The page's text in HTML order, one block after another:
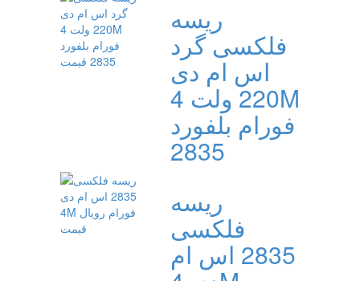
ریسه
فلکسی گرد
اس ام دی
220 ولت 4M
فورام بلفورد
2835
ریسه
فلکسی
2835 اس ام